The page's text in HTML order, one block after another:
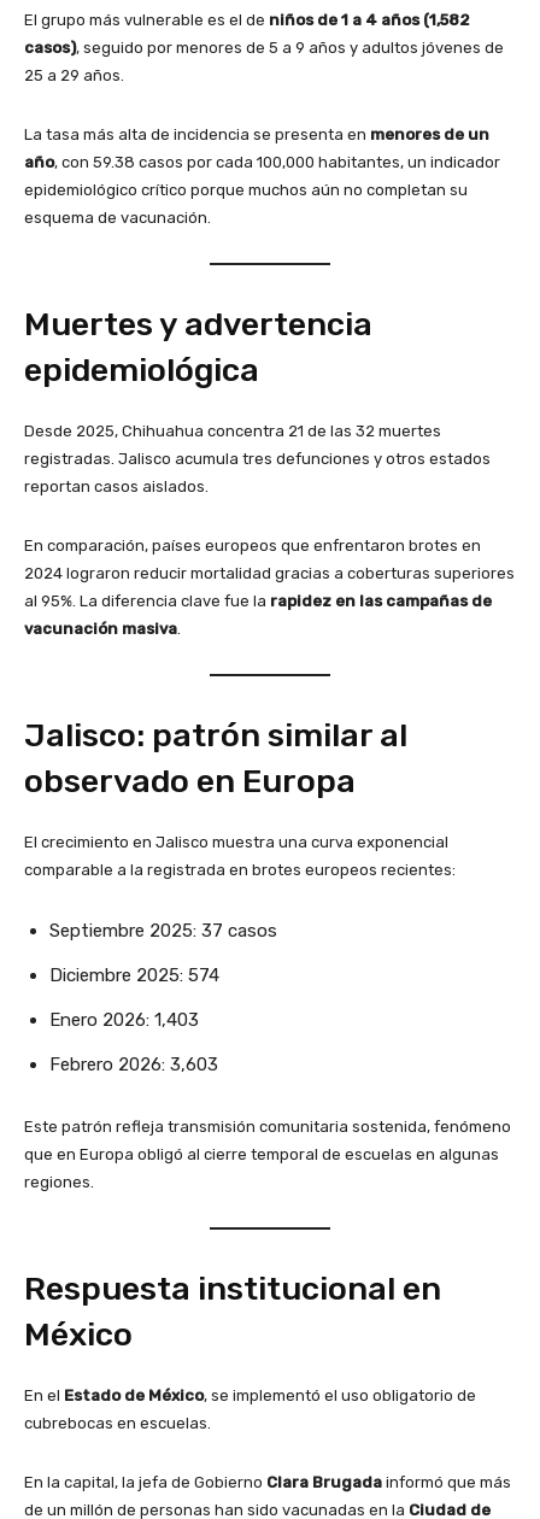
El grupo más vulnerable es el de niños de 1 a 4 años (1,582
casos), seguido por menores de 5 a 9 años y adultos jóvenes de
25 a 29 años.
La tasa más alta de incidencia se presenta en menores de un
año, con 59.38 casos por cada 100,000 habitantes, un indicador
epidemiológico crítico porque muchos aún no completan su
esquema de vacunación.
Muertes y advertencia
epidemiológica
Desde 2025, Chihuahua concentra 21 de las 32 muertes
registradas. Jalisco acumula tres defunciones y otros estados
reportan casos aislados.
En comparación, países europeos que enfrentaron brotes en
2024 lograron reducir mortalidad gracias a coberturas superiores
al 95%. La diferencia clave fue la rapidez en las campañas de
vacunación masiva.
Jalisco: patrón similar al
observado en Europa
El crecimiento en Jalisco muestra una curva exponencial
comparable a la registrada en brotes europeos recientes:
Septiembre 2025: 37 casos
Diciembre 2025: 574
Enero 2026: 1,403
Febrero 2026: 3,603
Este patrón refleja transmisión comunitaria sostenida, fenómeno
que en Europa obligó al cierre temporal de escuelas en algunas
regiones.
Respuesta institucional en
México
En el Estado de México, se implementó el uso obligatorio de
cubrebocas en escuelas.
En la capital, la jefa de Gobierno Clara Brugada informó que más
de un millón de personas han sido vacunadas en la Ciudad de